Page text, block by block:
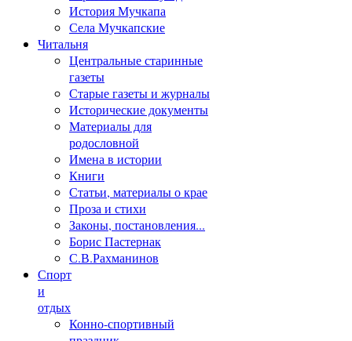
История Мучкапа
Села Мучкапские
Читальня
Центральные старинные
газеты
Старые газеты и журналы
Исторические документы
Материалы для
родословной
Имена в истории
Книги
Статьи, материалы о крае
Проза и стихи
Законы, постановления...
Борис Пастернак
С.В.Рахманинов
Спорт
и
отдых
Конно-спортивный